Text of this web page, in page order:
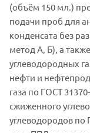
(объём 150 мл.)
подачи проб для
конденсата без
метод А, Б), а
углеводородных
нефти и
газа по ГОСТ
сжиженного
углеводородов по